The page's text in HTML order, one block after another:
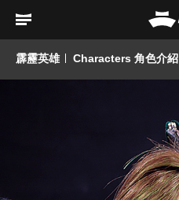
霹靂英雄 Characters 角色介紹